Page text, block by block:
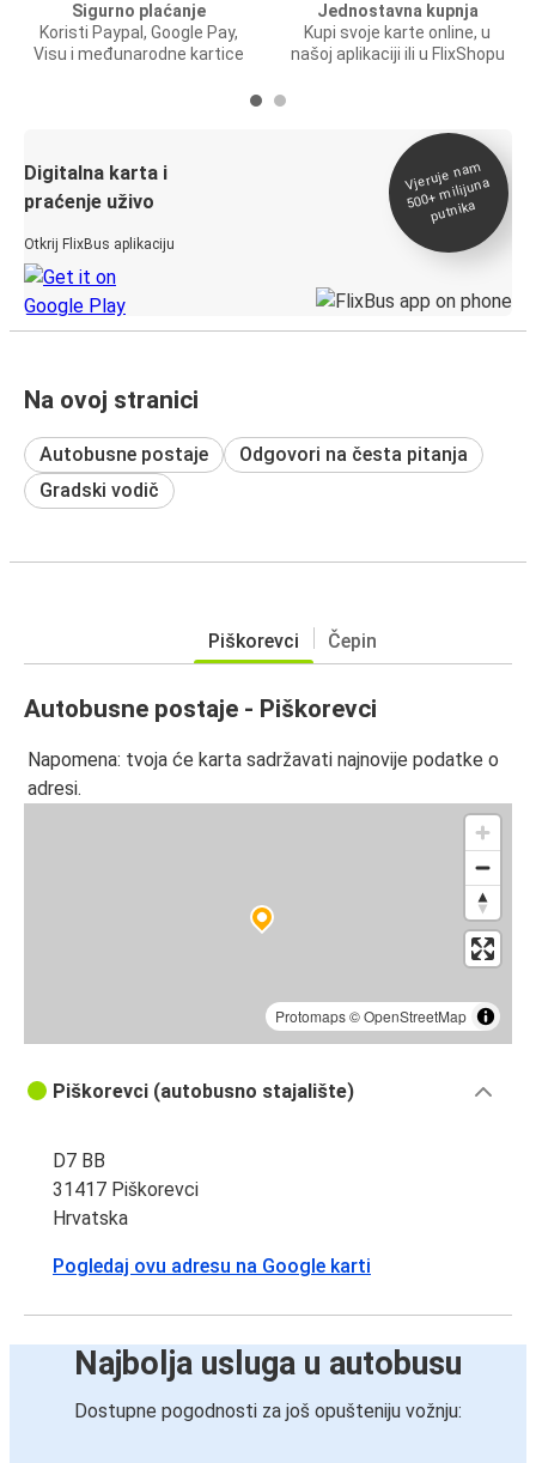
Sigurno plaćanje
Koristi Paypal, Google Pay,
Visu i međunarodne kartice
Jednostavna kupnja
Kupi svoje karte online, u
našoj aplikaciji ili u FlixShopu
Digitalna karta i
praćenje uživo
Otkrij FlixBus aplikaciju
Vjeruje na
m
500+
milijuna
putnika
Na ovoj stranici
Autobusne postaje
Odgovori na česta pitanja
Gradski vodič
Piškorevci Čepin
Autobusne postaje - Piškorevci
Napomena: tvoja će karta sadržavati najnovije podatke o
adresi.
Protomaps©OpenStreetMap
Piškorevci (autobusno stajalište)
D7 BB
31417 Piškorevci
Hrvatska
Pogledaj ovu adresu na Google karti
Najbolja usluga u autobusu
Dostupne pogodnosti za još opušteniju vožnju: